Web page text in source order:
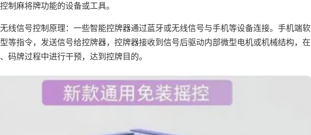
制麻将牌功能的设备或工具。
线信号控制原理：一些智能控牌器通过蓝牙或无线信号与手机等设备连接。手机端软
等指令，发送信号给控牌器，控牌器接收到信号后驱动内部微型电机或机械结构，在
码牌过程中进行干预，达到控牌目的。